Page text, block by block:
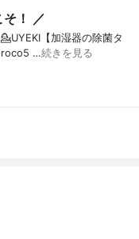
！ ／
【加湿器の除菌タ
…続きを見る